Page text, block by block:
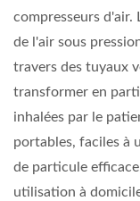
compresseurs d'air.
de l'air sous
travers des tuyaux
transformer en
inhalées par le
portables, faciles à
de particule
utilisation à